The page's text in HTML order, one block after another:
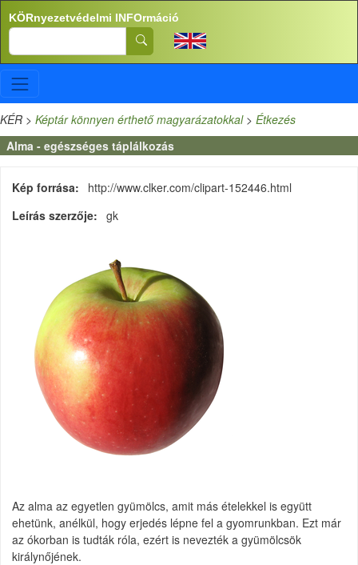
Ugrás a tartalomra
KÖRnyezetvédelmi INFOrmáció
Search
KÉR > Képtár könnyen érthető magyarázatokkal> Étkezés
Alma - egészséges táplálkozás
Kép forrása
http://www.clker.com/clipart-152446.html
Leírás szerzője
gk
Az alma az egyetlen gyümölcs, amit más ételekkel is együtt
ehetünk, anélkül, hogy erjedés lépne fel a gyomrunkban. Ezt már
az ókorban is tudták róla, ezért is nevezték a gyümölcsök
királynőjének.